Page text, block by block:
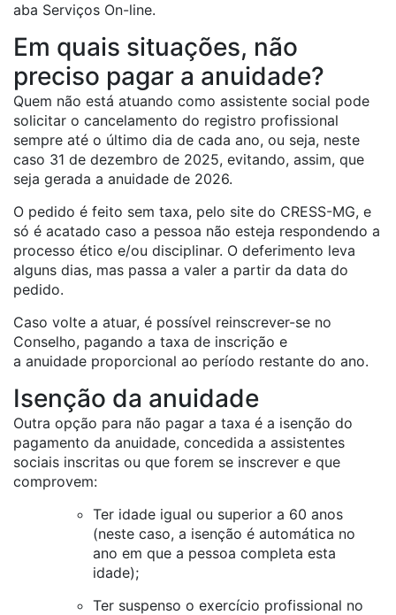
aba Serviços On-line.
Em quais situações, não
preciso pagar a anuidade?
Quem não está atuando como assistente social pode
solicitar o cancelamento do registro profissional
sempre até o último dia de cada ano, ou seja, neste
caso 31 de dezembro de 2025, evitando, assim, que
seja gerada a anuidade de 2026.
O pedido é feito sem taxa, pelo site do CRESS-MG, e
só é acatado caso a pessoa não esteja respondendo a
processo ético e/ou disciplinar. O deferimento leva
alguns dias, mas passa a valer a partir da data do
pedido.
Caso volte a atuar, é possível reinscrever-se no
Conselho, pagando a taxa de inscrição e
a anuidade proporcional ao período restante do ano.
Isenção da anuidade
Outra opção para não pagar a taxa é a isenção do
pagamento da anuidade, concedida a assistentes
sociais inscritas ou que forem se inscrever e que
comprovem:
Ter idade igual ou superior a 60 anos
(neste caso, a isenção é automática no
ano em que a pessoa completa esta
idade);
Ter suspenso o exercício profissional no